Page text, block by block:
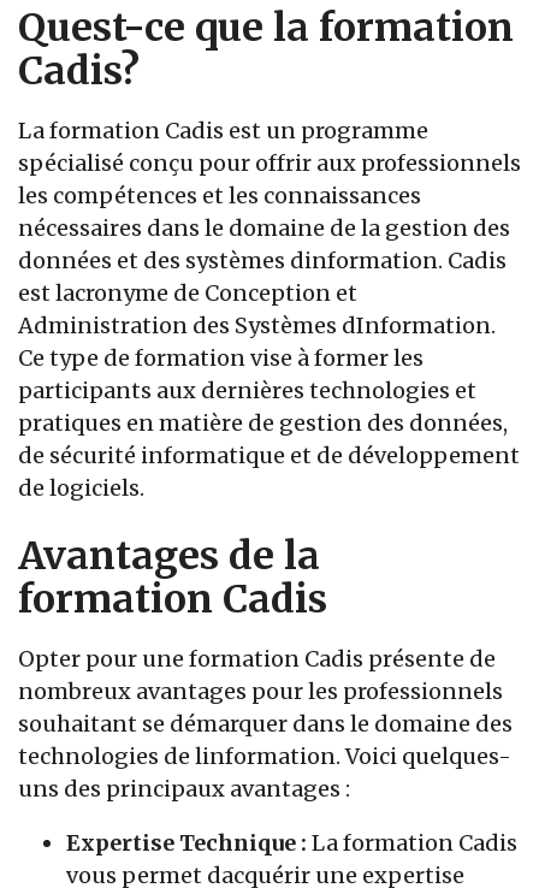
Quest-ce que la formation
Cadis?
La formation Cadis est un programme
spécialisé conçu pour offrir aux professionnels
les compétences et les connaissances
nécessaires dans le domaine de la gestion des
données et des systèmes dinformation. Cadis
est lacronyme de Conception et
Administration des Systèmes dInformation.
Ce type de formation vise à former les
participants aux dernières technologies et
pratiques en matière de gestion des données,
de sécurité informatique et de développement
de logiciels.
Avantages de la
formation Cadis
Opter pour une formation Cadis présente de
nombreux avantages pour les professionnels
souhaitant se démarquer dans le domaine des
technologies de linformation. Voici quelques-
uns des principaux avantages :
Expertise Technique : La formation Cadis
vous permet dacquérir une expertise